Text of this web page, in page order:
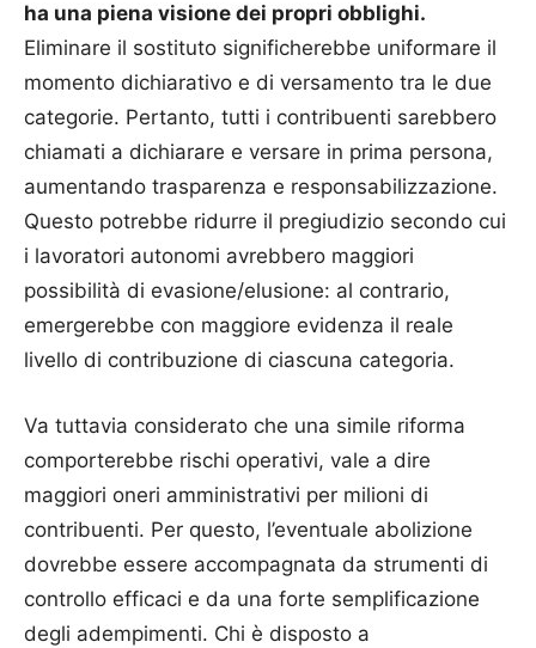
ha una piena visione dei propri obblighi.
Eliminare il sostituto significherebbe uniformare il
momento dichiarativo e di versamento tra le due
categorie. Pertanto, tutti i contribuenti sarebbero
chiamati a dichiarare e versare in prima persona,
aumentando trasparenza e responsabilizzazione.
Questo potrebbe ridurre il pregiudizio secondo cui
i lavoratori autonomi avrebbero maggiori
possibilità di evasione/elusione: al contrario,
emergerebbe con maggiore evidenza il reale
livello di contribuzione di ciascuna categoria.
Va tuttavia considerato che una simile riforma
comporterebbe rischi operativi, vale a dire
maggiori oneri amministrativi per milioni di
contribuenti. Per questo, l’eventuale abolizione
dovrebbe essere accompagnata da strumenti di
controllo efficaci e da una forte semplificazione
degli adempimenti. Chi è disposto a